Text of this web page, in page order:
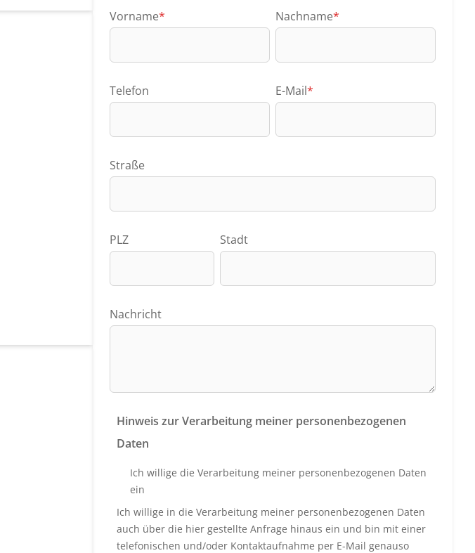
Vorname* Nachname*
Telefon E-Mail*
Straße
PLZ Stadt
Nachricht
Hinweis zur Verarbeitung meiner personenbezogenen
Daten
Ich willige die Verarbeitung meiner personenbezogenen Daten
ein
Ich willige in die Verarbeitung meiner personenbezogenen Daten
auch über die hier gestellte Anfrage hinaus ein und bin mit einer
telefonischen und/oder Kontaktaufnahme per E-Mail genauso